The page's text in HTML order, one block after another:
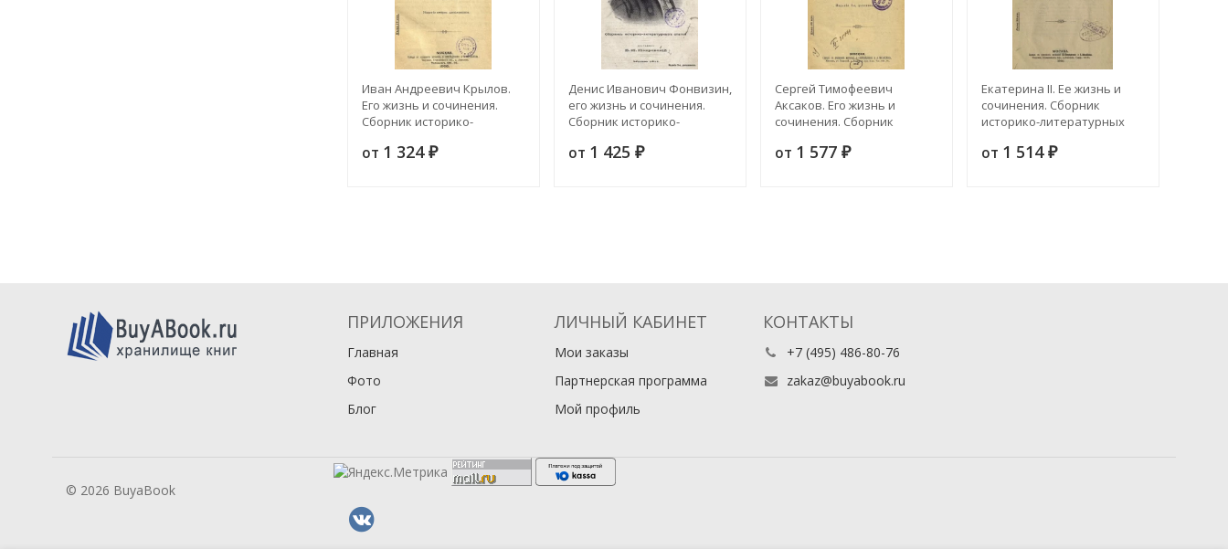
Иван Андреевич Крылов.
Его жизнь и сочинения.
Сборник историко-
Издание 2
от 1 324 ₽
Денис Иванович Фонвизин,
его жизнь и сочинения.
Сборник историко-
Издание 3
от 1 425 ₽
Сергей Тимофеевич
Аксаков. Его жизнь и
сочинения. Сборник
статей. Издание 2
от 1 577 ₽
Екатерина II. Ее жизнь и
сочинения. Сборник
историко-литературных
от 1 514 ₽
ПРИЛОЖЕНИЯ
Главная
Фото
Блог
ЛИЧНЫЙ КАБИНЕТ
Мои заказы
Партнерская программа
Мой профиль
КОНТАКТЫ
+7 (495) 486-80-76
zakaz@buyabook.ru
© 2026 BuyaBook